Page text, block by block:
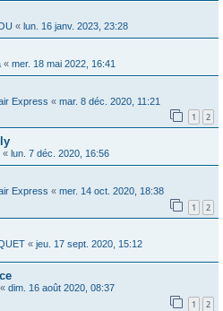
« lun. 16 janv. 2023, 23:28
« mer. 18 mai 2022, 16:41
Express « mar. 8 déc. 2020, 11:21
1 2
« lun. 7 déc. 2020, 16:56
Express « mer. 14 oct. 2020, 18:38
1 2
« jeu. 17 sept. 2020, 15:12
« dim. 16 août 2020, 08:37
1 2